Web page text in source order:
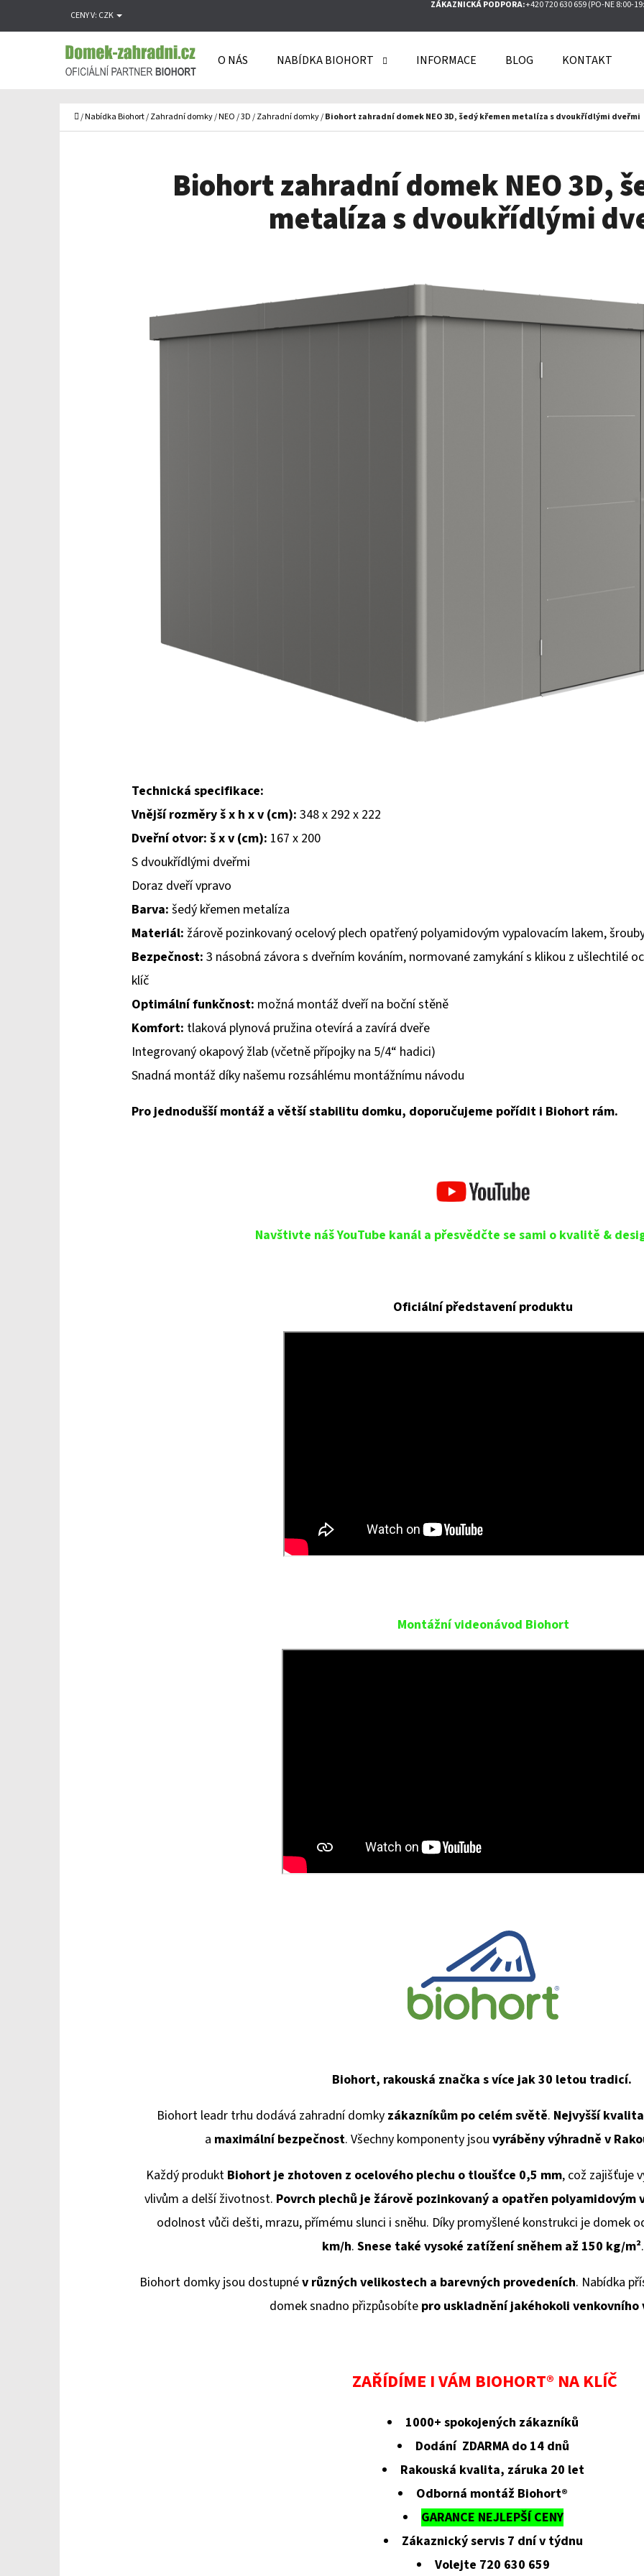
na
CENY V: CZK
ZÁKAZNICKÁ PODPORA:+420 720 630 659 (PO-NE 8:00-
O NÁS NABÍDKA BIOHORT INFORMACE BLOG KONTAKT
Domů
/Nabídka Biohort/Zahradní domky/NEO/3D/Zahradní domky/Biohort zahradní domek NEO 3D, šedý křemen metalíza s dvoukřídlými dveřmi
Biohort zahradní domek NEO 3D,
metalíza s dvoukřídlými
Technická specifikace:
Vnější rozměry š x h x v (cm): 348 x 292 x 222
Dveřní otvor: š x v (cm): 167 x 200
S dvoukřídlými dveřmi
Doraz dveří vpravo
Barva: šedý křemen metalíza
Materiál: žárově pozinkovaný ocelový plech opatřený polyamidovým vypalovacím lakem,
Bezpečnost: 3 násobná závora s dveřním kováním, normované zamykání s klikou z ušlechtilé
klíč
Optimální funkčnost: možná montáž dveří na boční stěně
Komfort: tlaková plynová pružina otevírá a zavírá dveře
Integrovaný okapový žlab (včetně přípojky na 5/4“ hadici)
Snadná montáž díky našemu rozsáhlému montážnímu návodu
Pro jednodušší montáž a větší stabilitu domku, doporučujeme pořídit i Biohort rám.
Navštivte náš YouTube kanál a přesvědčte se sami o kvalitě &
Oficiální představení produktu
Montážní videonávod Biohort
Biohort, rakouská značka s více jak 30 letou tradicí.
Biohort leadr trhu dodává zahradní domky zákazníkům po celém světě. Nejvyšší
a maximální bezpečnost. Všechny komponenty jsou vyráběny výhradně v
Každý produkt Biohort je zhotoven z ocelového plechu o tloušťce 0,5 mm, což zajišťuje
vlivům a delší životnost. Povrch plechů je žárově pozinkovaný a opatřen polyamidovým
odolnost vůči dešti, mrazu, přímému slunci i sněhu. Díky promyšlené konstrukci je domek
km/h. Snese také vysoké zatížení sněhem až 150 kg/m².
Biohort domky jsou dostupnév různých velikostech a barevných provedeních. Nabídka
domek snadno přizpůsobíte pro uskladnění jakéhokoli venkovního
ZAŘÍDÍME I VÁM BIOHORT® NA KLÍČ
1000+ spokojených zákazníků
Dodání ZDARMA do 14 dnů
Rakouská kvalita, záruka 20 let
Odborná montáž Biohort®
GARANCE NEJLEPŠÍ CENY
Zákaznický servis 7 dní v týdnu
Volejte 720 630 659
O
Zpět
obchodu
Zpět
obchodu
DOPORUČUJEME